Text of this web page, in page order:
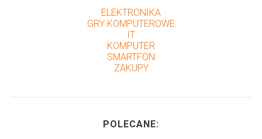
ELEKTRONIKA
GRY KOMPUTEROWE
IT
KOMPUTER
SMARTFON
ZAKUPY
POLECANE: